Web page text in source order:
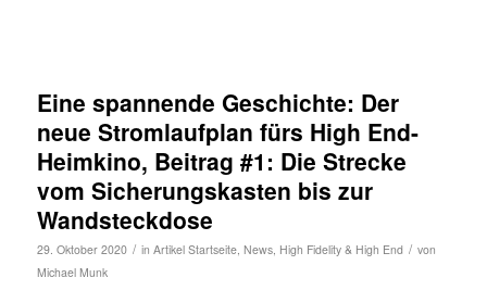
Eine spannende Geschichte: Der
neue Stromlaufplan fürs High End-
Heimkino, Beitrag #1: Die Strecke
vom Sicherungskasten bis zur
Wandsteckdose
29. Oktober 2020 / in Artikel Startseite, News, High Fidelity & High End / von
Michael Munk